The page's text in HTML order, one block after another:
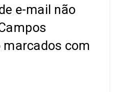
e-mail não
com